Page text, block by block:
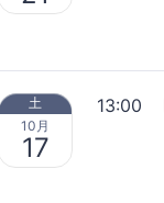
土
10月
17
13:00